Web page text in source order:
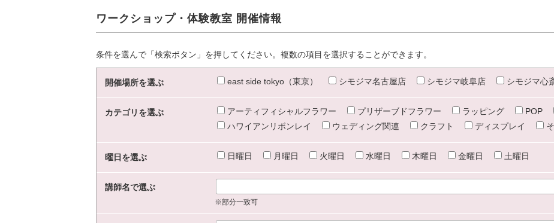
ワークショップ・体験教室 開催情報
条件を選んで「検索ボタン」を押してください。複数の項目を選択することができます。
開催場所を選ぶ east side tokyo（東京） シモジマ名古屋店 シモジマ岐阜店 シモジマ心
カテゴリを選ぶ アーティフィシャルフラワー プリザーブドフラワー ラッピング POP
ハワイアンリボンレイ
ウェディング関連 クラフト ディスプレイ
曜日を選ぶ 日曜日 月曜日 火曜日 水曜日 木曜日 金曜日 土曜日
講師名で選ぶ
※部分一致可